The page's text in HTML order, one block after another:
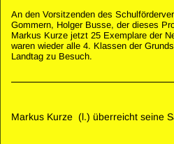
An den Vorsitzenden des
Gommern, Holger Busse, der dieses
Markus Kurze jetzt 25 Exemplare der
waren wieder alle 4. Klassen der
Landtag zu Besuch.
Markus Kurze (l.) überreicht seine